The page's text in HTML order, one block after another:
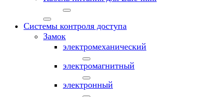
Системы контроля доступа
Замок
электромеханический
электромагнитный
электронный